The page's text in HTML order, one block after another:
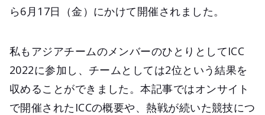
ら6月17日（金）にかけて開催されました。
私もアジアチームのメンバーのひとりとしてICC
2022に参加し、チームとしては2位という結果を
収めることができました。本記事ではオンサイト
で開催されたICCの概要や、熱戦が続いた競技につ